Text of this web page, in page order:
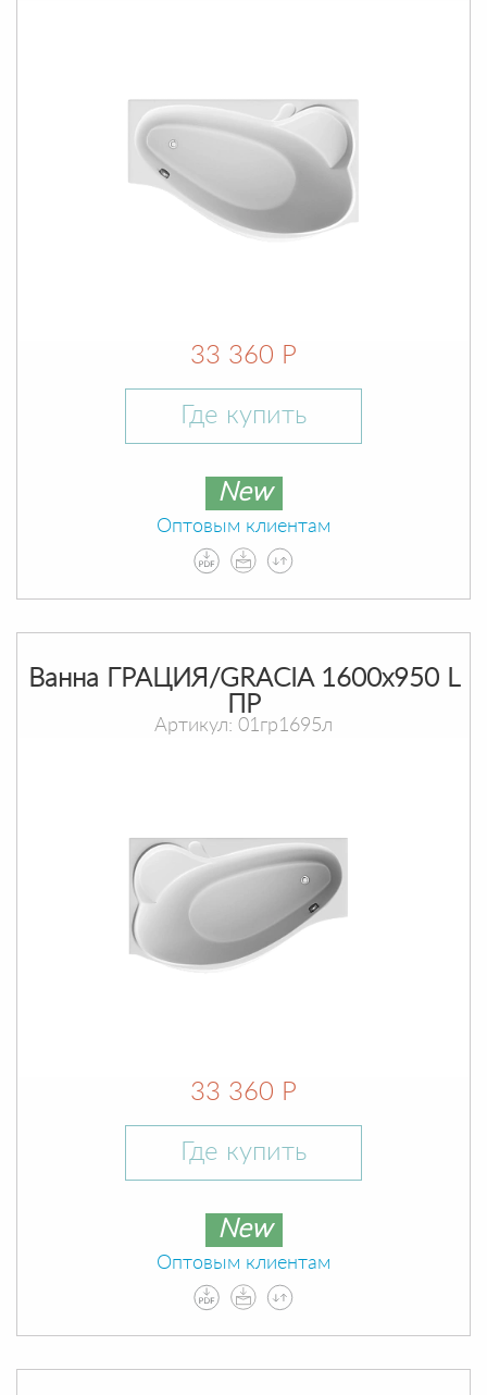
33 360 Р
Где купить
New
Оптовым клиентам
Ванна ГРАЦИЯ/GRACIA 1600х950 L
ПР
Артикул: 01гр1695л
33 360 Р
Где купить
New
Оптовым клиентам